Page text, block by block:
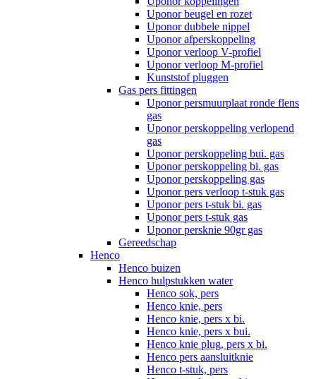
Uponor beugel en rozet
Uponor dubbele nippel
Uponor afperskoppeling
Uponor verloop V-profiel
Uponor verloop M-profiel
Kunststof pluggen
Gas pers fittingen
Uponor persmuurplaat ronde flens
gas
Uponor perskoppeling verlopend
gas
Uponor perskoppeling bui. gas
Uponor perskoppeling bi. gas
Uponor perskoppeling gas
Uponor pers verloop t-stuk gas
Uponor pers t-stuk bi. gas
Uponor pers t-stuk gas
Uponor persknie 90gr gas
Gereedschap
Henco
Henco buizen
Henco hulpstukken water
Henco sok, pers
Henco knie, pers
Henco knie, pers x bi.
Henco knie, pers x bui.
Henco knie plug, pers x bi.
Henco pers aansluitknie
Henco t-stuk, pers